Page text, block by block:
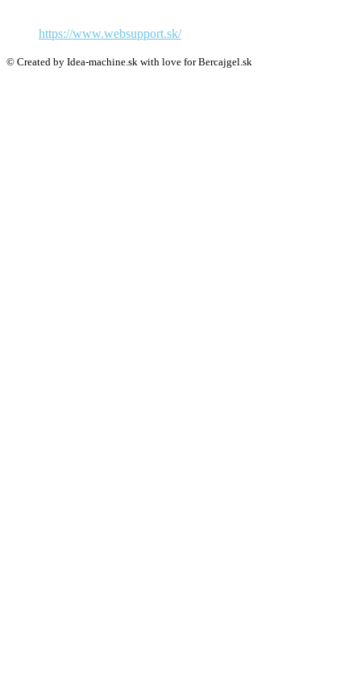
https://www.websupport.sk/
© Created by Idea-machine.sk with love for Bercajgel.sk